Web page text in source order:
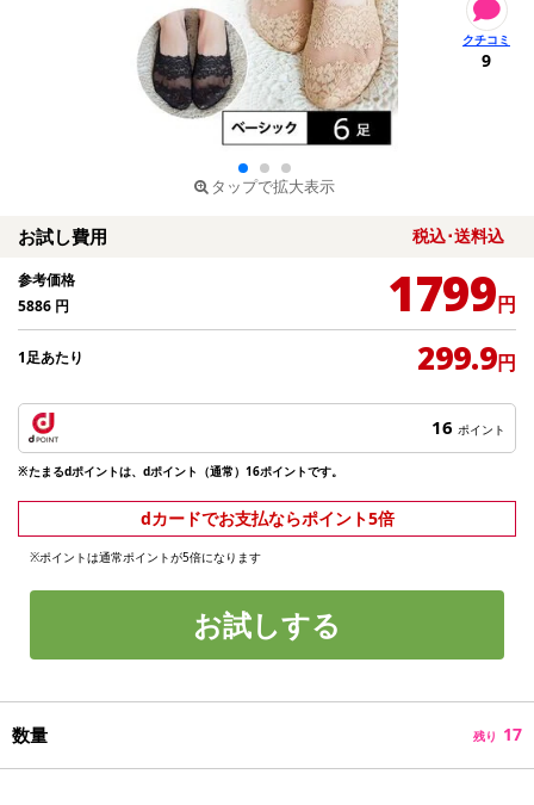
タップで拡大表示
9
お試し費用 税込･送料込
参考価格
5886 円 1799円
1足あたり 299.9円
16 ポイント
※たまるdポイントは、dポイント（通常）16ポイントです。
dカードでお支払ならポイント5倍
※ポイントは通常ポイントが5倍になります
お試しする
数量 残り 17